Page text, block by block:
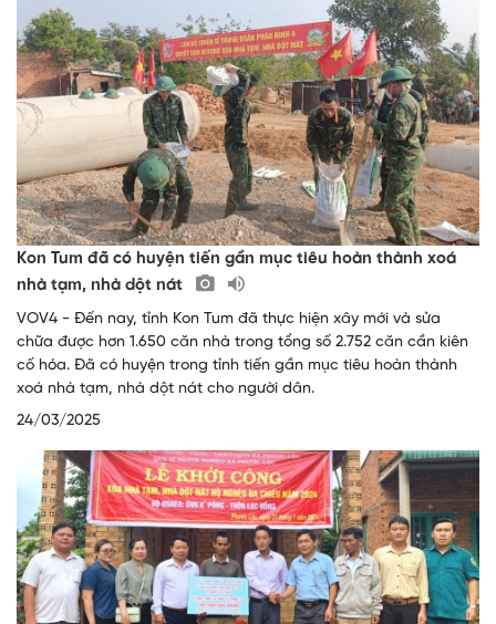
Kon Tum đã có huyện tiến gần mục tiêu hoàn thành xoá
nhà tạm, nhà dột nát
VOV4 - Đến nay, tỉnh Kon Tum đã thực hiện xây mới và sửa
chữa được hơn 1.650 căn nhà trong tổng số 2.752 căn cần kiên
cố hóa. Đã có huyện trong tỉnh tiến gần mục tiêu hoàn thành
xoá nhà tạm, nhà dột nát cho người dân.
24/03/2025